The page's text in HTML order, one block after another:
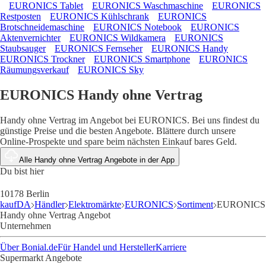
EURONICS Tablet EURONICS Waschmaschine
EURONICS
Restposten
EURONICS Kühlschrank
EURONICS
Brotschneidemaschine
EURONICS Notebook
EURONICS
Aktenvernichter
EURONICS Wildkamera
EURONICS
Staubsauger
EURONICS Fernseher
EURONICS Handy
EURONICS Trockner
EURONICS Smartphone
EURONICS
Räumungsverkauf
EURONICS Sky
EURONICS Handy ohne Vertrag
Handy ohne Vertrag im Angebot bei EURONICS. Bei uns findest du
günstige Preise und die besten Angebote. Blättere durch unsere
Online-Prospekte und spare beim nächsten Einkauf bares Geld.
Alle Handy ohne Vertrag Angebote in der App
Du bist hier
10178 Berlin
kaufDA Händler Elektromärkte EURONICS Sortiment EURONICS
Handy ohne Vertrag Angebot
Unternehmen
Über Bonial.deFür Handel und HerstellerKarriere
Supermarkt Angebote